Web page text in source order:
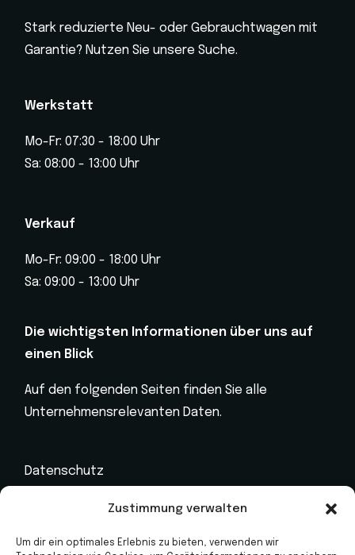
Zustimmung verwalten
Um dir ein optimales Erlebnis zu bieten, verwenden wir
Stark reduzierte Neu- oder Gebrauchtwagen mit
Garantie? Nutzen Sie unsere Suche.
Werkstatt
Mo-Fr: 07:30 - 18:00 Uhr
Sa: 08:00 - 13:00 Uhr
Verkauf
Mo-Fr: 09:00 - 18:00 Uhr
Sa: 09:00 - 13:00 Uhr
Die wichtigsten Informationen über uns auf
einen Blick
Auf den folgenden Seiten finden Sie alle
Unternehmensrelevanten Daten.
Datenschutz
Kontakt